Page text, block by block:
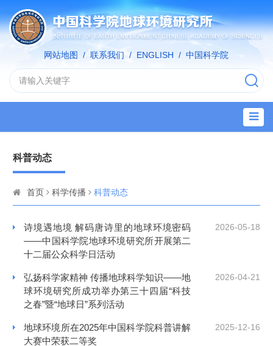
网站地图 / 联系我们 / ENGLISH / 中国科学院
科普动态
首页 科学传播 科普动态
2026-05-18
诗境遇地境 解码唐诗里的地球环境密码
——中国科学院地球环境研究所开展第二
十二届公众科学日活动
2026-04-21
弘扬科学家精神 传播地球科学知识——地
球环境研究所成功举办第三十四届“科技
之春”暨“地球日”系列活动
2025-12-16
地球环境所在2025年中国科学院科普讲解
大赛中荣获二等奖